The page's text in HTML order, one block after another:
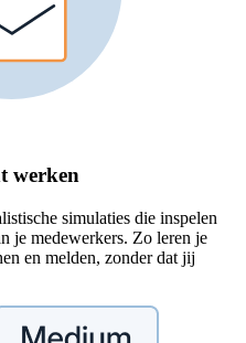
werken
simulaties die inspelen
je medewerkers. Zo leren je
en melden, zonder dat jij